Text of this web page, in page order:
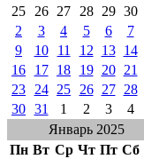
25
26 27 28 29 30
2
3 4 5 6 7
9
10 11 12 13 14
16
17 18 19 20 21
23
24 25 26 27 28
30 31 1 2 3 4
Январь 2025
Пн Вт Ср Чт Пт Сб